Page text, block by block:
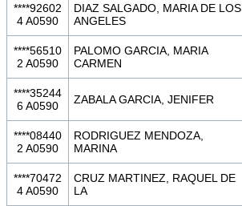
****92602
4 A0590
DIAZ SALGADO, MARIA DE LOS
ANGELES
****56510
2 A0590
PALOMO GARCIA, MARIA
CARMEN
****35244
6 A0590
ZABALA GARCIA, JENIFER
****08440
2 A0590
RODRIGUEZ MENDOZA,
MARINA
****70472
4 A0590
CRUZ MARTINEZ, RAQUEL DE
LA